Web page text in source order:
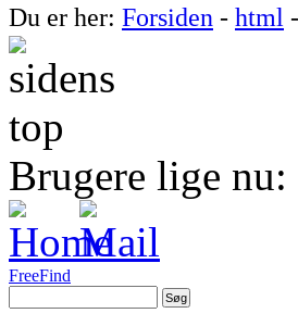
Du er her: Forsiden - html -
Brugere lige nu:
FreeFind